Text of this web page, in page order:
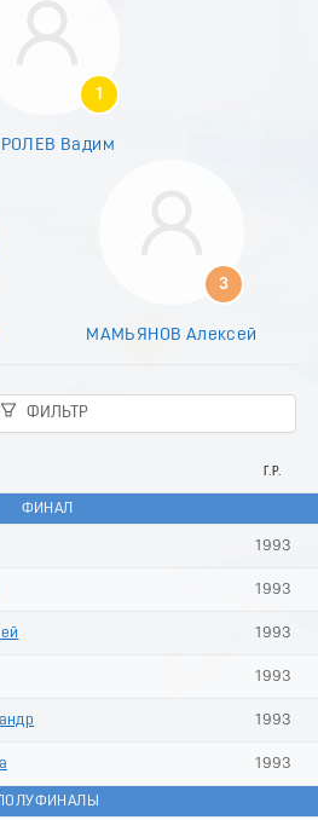
1
Вадим
3
МАМЬЯНОВ Алексей
ФИЛЬТР
Г.Р.
ФИНАЛ
1993
1993
1993
1993
1993
1993